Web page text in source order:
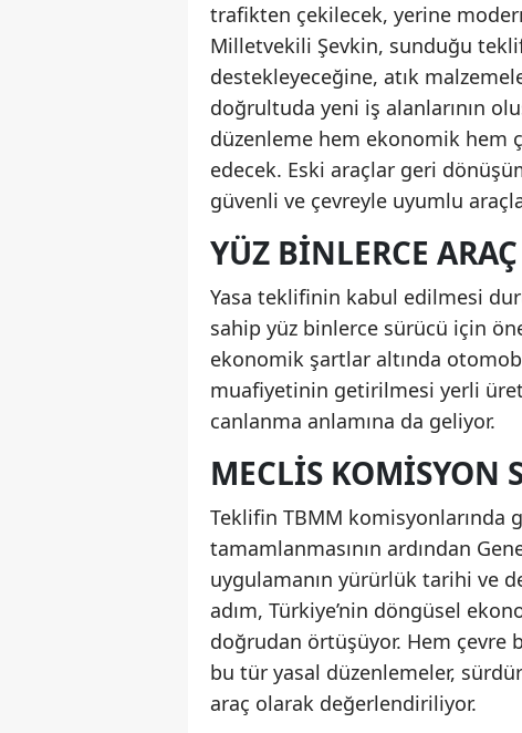
trafikten çekilecek, yerine
Milletvekili Şevkin, sunduğu
destekleyeceğine, atık
doğrultuda yeni iş alanlarının
düzenleme hem ekonomik hem
edecek. Eski araçlar geri
güvenli ve çevreyle uyumlu
YÜZ BINLERCE
Yasa teklifinin kabul edilmesi
sahip yüz binlerce sürücü için
ekonomik şartlar altında
muafiyetinin getirilmesi yerli
canlanma anlamına da geliyor.
MECLIS KOMISYON
Teklifin TBMM komisyonlarında
tamamlanmasının ardından
uygulamanın yürürlük tarihi ve
adım, Türkiye’nin döngüsel
doğrudan örtüşüyor. Hem
bu tür yasal düzenlemeler,
araç olarak değerlendiriliyor.